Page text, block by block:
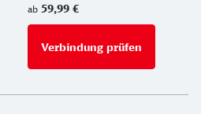
ab 59,99 €
Verbindung prüfen